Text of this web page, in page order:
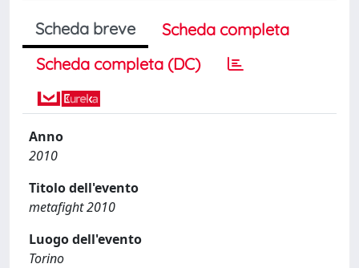
Scheda breve
Scheda completa
Scheda completa (DC)
Anno
2010
Titolo dell'evento
metafight 2010
Luogo dell'evento
Torino